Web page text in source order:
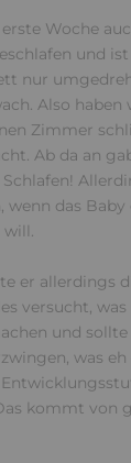
Woche
und
nur
Also
Zimmer
Ab da an
wenn das
will.
er allerdings
versucht,
und
was
kommt von